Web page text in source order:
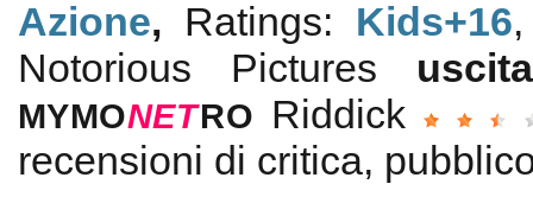
Azione, Ratings: Kids+16
Notorious Pictures
MYMONETRO Riddick
recensioni di critica,